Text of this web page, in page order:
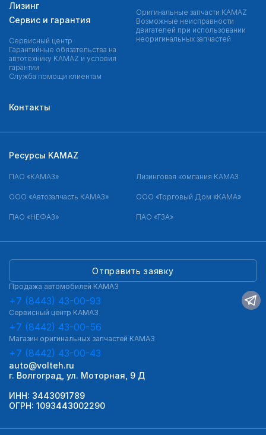
Лизинг
Сервис и гарантия
Сервисный центр
Гарантийные обязательства на
автотехнику KAMAZ и условия
гарантии
Служба помощи клиентам
Оригинальные запчасти КAMAZ
Возможные неисправности
двигателей при использовании
неоригинальных запчастей
Контакты
Отправить заявку
Продажа автомобилей КАМАЗ
+7 (8443) 43-00-93
Сервисный центр КАМАЗ
+7 (8442) 43-00-56
Магазин оригинальных запчастей КАМАЗ
+7 (8442) 43-00-43
auto@volteh.ru
г. Волгоград, ул. Моторная, 9 Д
ИНН: 3443091789
ОГРН: 1093443002290
Ресурсы KAMAZ
ПАО «КАМАЗ» Лизинговая компания КАМАЗ
ООО «Автозапчасть КАМАЗ» ООО «Торговый Дом «КАМА»
ПАО «НЕФАЗ» ПАО «ТЗА»